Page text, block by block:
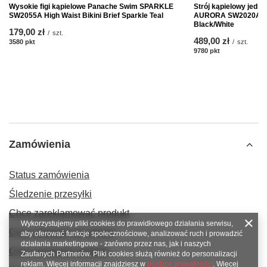
Wysokie figi kąpielowe Panache Swim SPARKLE
SW2055A High Waist Bikini Brief Sparkle Teal
179,00 zł / szt.
3580 pkt
Strój kąpielowy
AURORA SW2020A
Black/White
489,00 zł / szt.
9780 pkt
Zamówienia
Status zamówienia
Śledzenie przesyłki
Chcę zareklamować produkt
Chcę odstąpić od umowy
Chcę wymienić produkt
Wykorzystujemy pliki cookies do prawidłowego działania serwisu,
aby oferować funkcje społecznościowe, analizować ruch i prowadzić
działania marketingowe - zarówno przez nas, jak i naszych
Zaufanych Partnerów. Pliki cookies służą również do personalizacji
reklam. Więcej informacji znajdziesz w polityce prywatności. Więcej